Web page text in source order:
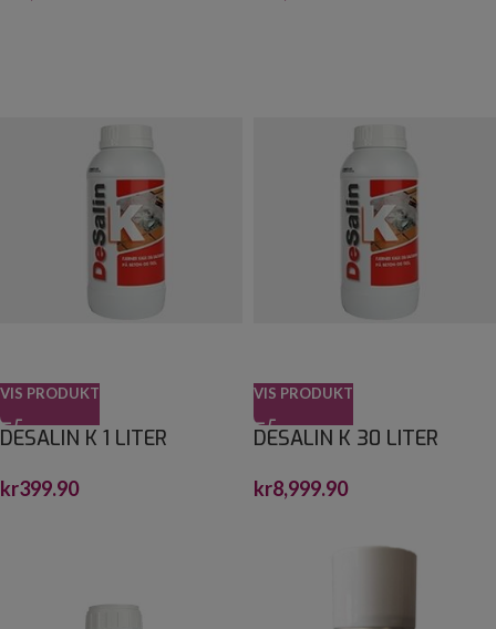
VIS PRODUKT
DESALIN K 1 LITER
kr399.90
VIS PRODUKT
DESALIN K 30 LITER
kr8,999.90